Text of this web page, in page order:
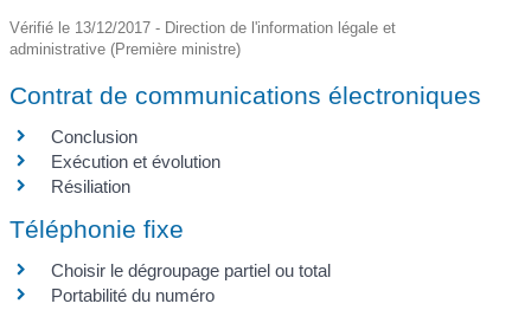
Vérifié le 13/12/2017 - Direction de l'information légale et
administrative (Première ministre)
Contrat de communications électroniques
Conclusion
Exécution et évolution
Résiliation
Téléphonie fixe
Choisir le dégroupage partiel ou total
Portabilité du numéro